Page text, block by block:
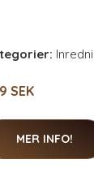
SEK
MER INFO!